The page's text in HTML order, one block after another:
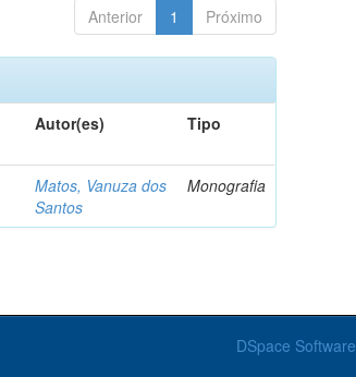
Anterior 1 Próximo
Autor(es) Tipo
Matos, Vanuza dos
Santos
Monografia
DSpace Software